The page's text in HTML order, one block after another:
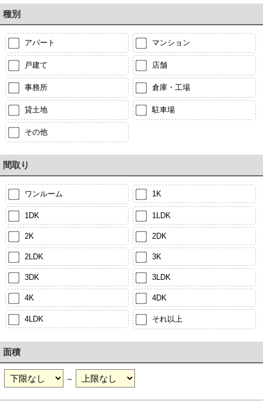
種別
アパート マンション
戸建て 店舗
事務所 倉庫・工場
貸土地 駐車場
その他
間取り
ワンルーム 1K
1DK 1LDK
2K 2DK
2LDK 3K
3DK 3LDK
4K 4DK
4LDK それ以上
面積
～